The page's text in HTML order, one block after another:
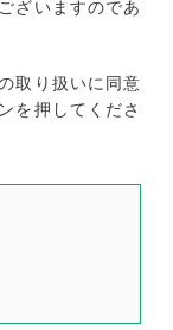
ざいますのであ
取り扱いに同意
を押してくださ